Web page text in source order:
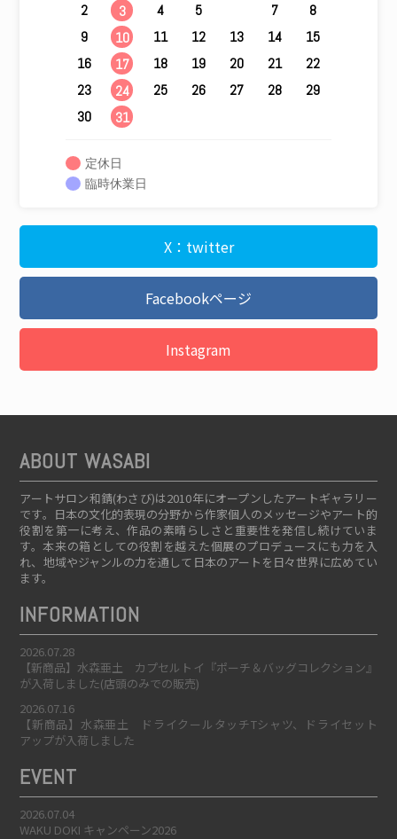
2
3 4 5 7
8
9
10 11 12 13 14
15
16
17 18 19 20 21
22
23
24 25 26 27 28
29
30
31
定休日
臨時休業日
X：twitter
Facebookページ
Instagram
ABOUT WASABI
アートサロン和錆(わさび)は2010年にオープンしたアートギャラリー
です。日本の文化的表現の分野から作家個人のメッセージやアート的
役割を第一に考え、作品の素晴らしさと重要性を発信し続けていま
す。本来の箱としての役割を越えた個展のプロデュースにも力を入
れ、地域やジャンルの力を通して日本のアートを日々世界に広めてい
ます。
INFORMATION
2026.07.28
【新商品】水森亜土 カプセルトイ『ポーチ＆バッグコレクション』
が入荷しました(店頭のみでの販売)
2026.07.16
【新商品】水森亜土 ドライクールタッチTシャツ、ドライセット
アップが入荷しました
EVENT
2026.07.04
WAKU DOKI キャンペーン2026